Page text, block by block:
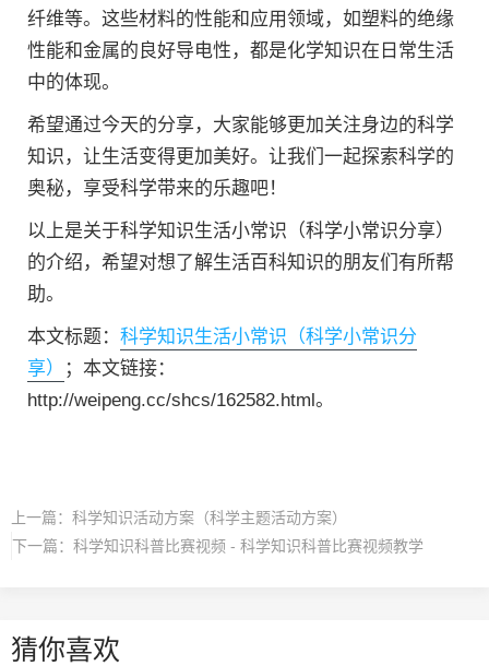
纤维等。这些材料的性能和应用领域，如塑料的绝缘
性能和金属的良好导电性，都是化学知识在日常生活
中的体现。
希望通过今天的分享，大家能够更加关注身边的科学
知识，让生活变得更加美好。让我们一起探索科学的
奥秘，享受科学带来的乐趣吧！
以上是关于科学知识生活小常识（科学小常识分享）
的介绍，希望对想了解生活百科知识的朋友们有所帮
助。
本文标题： 科学知识生活小常识（科学小常识分
享）
；本文链接：
http://weipeng.cc/shcs/162582.html。
上一篇： 科学知识活动方案（科学主题活动方案）
下一篇： 科学知识科普比赛视频 - 科学知识科普比赛视频教学
猜你喜欢